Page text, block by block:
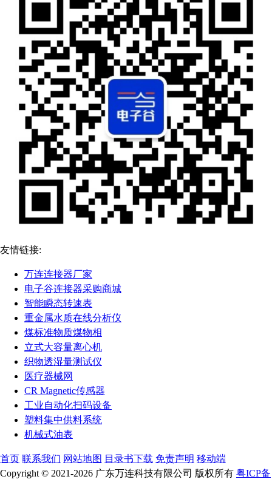
友情链接:
万连连接器厂家
电子谷连接器采购商城
智能瞬态转速表
重金属水质在线分析仪
煤标准物质煤物相
立式大容量离心机
织物透湿量测试仪
医疗器械网
CR Magnetic传感器
工业自动化扫码设备
塑料集中供料系统
机械式油表
首页 联系我们 网站地图 目录书下载 免责声明 移动端
Copyright © 2021-2026 广东万连科技有限公司 版权所有 粤ICP备